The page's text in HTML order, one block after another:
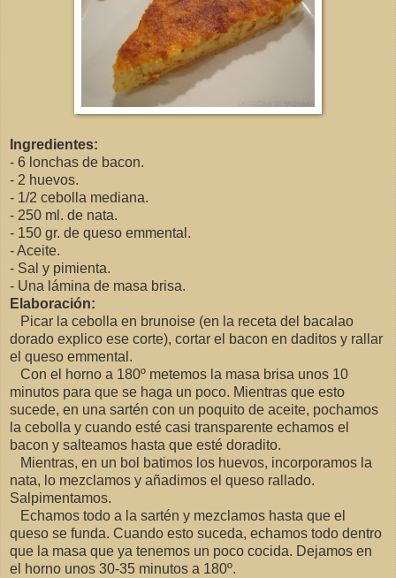
Ingredientes:
- 6 lonchas de bacon.
- 2 huevos.
- 1/2 cebolla mediana.
- 250 ml. de nata.
- 150 gr. de queso emmental.
- Aceite.
- Sal y pimienta.
- Una lámina de masa brisa.
Elaboración:
Picar la cebolla en brunoise (en la receta del bacalao
dorado explico ese corte), cortar el bacon en daditos y rallar
el queso emmental.
Con el horno a 180º metemos la masa brisa unos 10
minutos para que se haga un poco. Mientras que esto
sucede, en una sartén con un poquito de aceite, pochamos
la cebolla y cuando esté casi transparente echamos el
bacon y salteamos hasta que esté doradito.
Mientras, en un bol batimos los huevos, incorporamos la
nata, lo mezclamos y añadimos el queso rallado.
Salpimentamos.
Echamos todo a la sartén y mezclamos hasta que el
queso se funda. Cuando esto suceda, echamos todo dentro
que la masa que ya tenemos un poco cocida. Dejamos en
el horno unos 30-35 minutos a 180º.